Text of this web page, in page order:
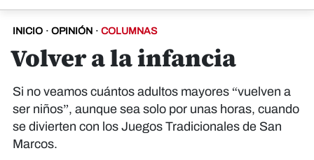
INICIO · OPINIÓN · COLUMNAS
Volver a la infancia
Si no veamos cuántos adultos mayores “vuelven a
ser niños”, aunque sea solo por unas horas, cuando
se divierten con los Juegos Tradicionales de San
Marcos.